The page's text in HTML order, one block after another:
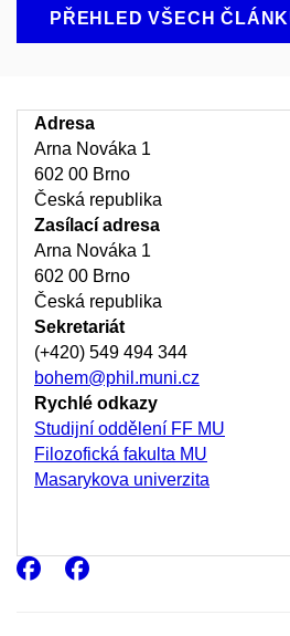
PŘEHLED VŠECH
Adresa
Arna Nováka 1
602 00 Brno
Česká republika
Zasílací adresa
Arna Nováka 1
602 00 Brno
Česká republika
Sekretariát
(+420) 549 494 344
bohem@phil.muni.cz
Rychlé odkazy
Studijní oddělení FF MU
Filozofická fakulta MU
Masarykova univerzita
Facebook
Facebook